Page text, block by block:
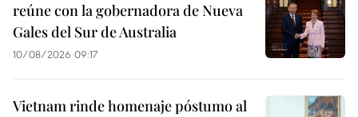
reúne con la gobernadora de Nueva
Gales del Sur de Australia
10/08/2026 09:17
Vietnam rinde homenaje póstumo al